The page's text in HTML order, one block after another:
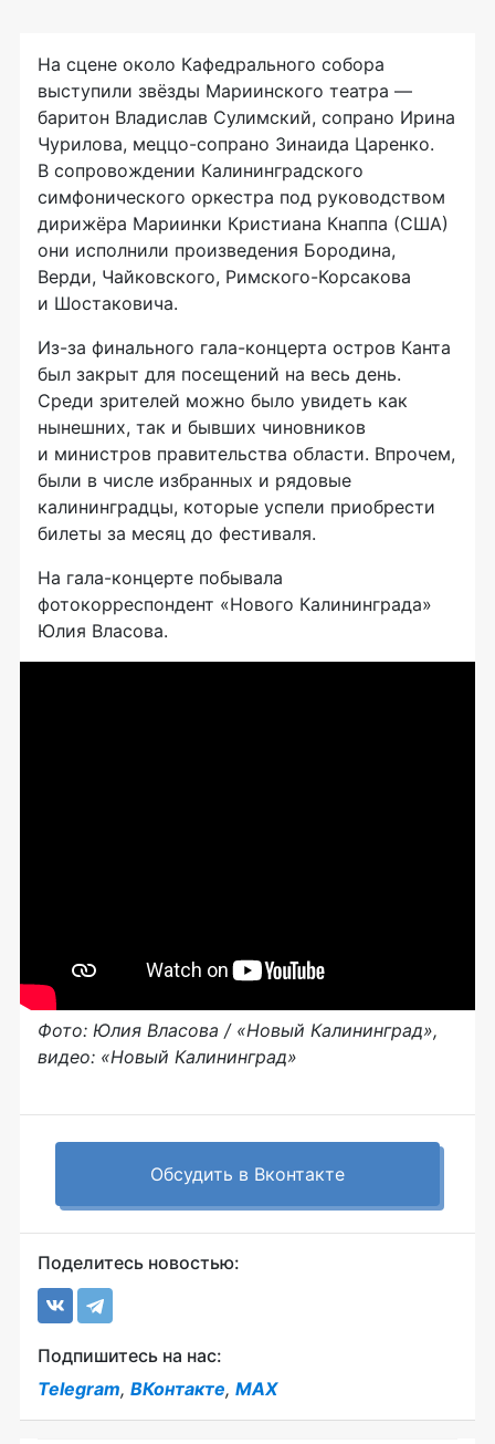
На сцене около Кафедрального собора
выступили звёзды Мариинского театра —
баритон Владислав Сулимский, сопрано Ирина
Чурилова, меццо-сопрано Зинаида Царенко.
В сопровождении Калининградского
симфонического оркестра под руководством
дирижёра Мариинки Кристиана Кнаппа (США)
они исполнили произведения Бородина,
Верди, Чайковского, Римского-Корсакова
и Шостаковича.
Из-за финального гала-концерта остров Канта
был закрыт для посещений на весь день.
Среди зрителей можно было увидеть как
нынешних, так и бывших чиновников
и министров правительства области. Впрочем,
были в числе избранных и рядовые
калининградцы, которые успели приобрести
билеты за месяц до фестиваля.
На гала-концерте побывала
фотокорреспондент «Нового Калининграда»
Юлия Власова.
Фото: Юлия Власова / «Новый Калининград»,
видео: «Новый Калининград»
Обсудить в Вконтакте
Поделитесь новостью:
Подпишитесь на нас:
Telegram, ВКонтакте, MAX